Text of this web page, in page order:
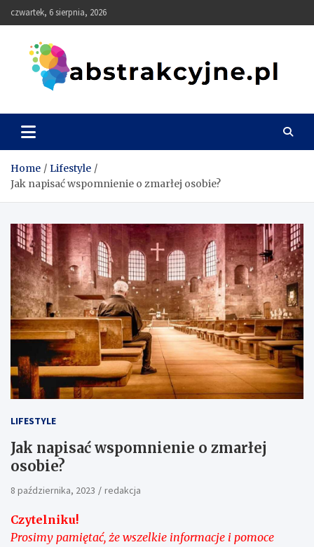
to
czwartek, 6 sierpnia, 2026
Abstrakcyjne
Home
Lifestyle
Jak napisać wspomnienie o zmarłej osobie?
LIFESTYLE
Jak napisać wspomnienie o zmarłej
osobie?
8 października, 2023 redakcja
Czytelniku!
Prosimy pamiętać, że wszelkie informacje i pomoce